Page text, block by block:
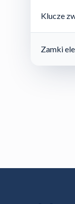
Klucze
Zamki